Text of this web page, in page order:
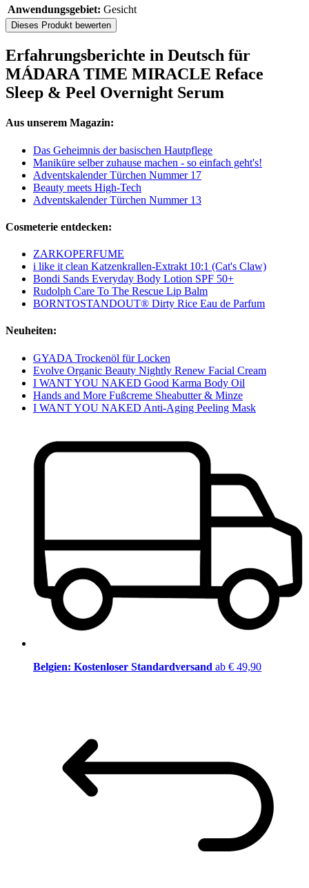
Anwendungsgebiet: Gesicht
Dieses Produkt bewerten
Erfahrungsberichte in Deutsch für
MÁDARA TIME MIRACLE Reface
Sleep & Peel Overnight Serum
Aus unserem Magazin:
Das Geheimnis der basischen Hautpflege
Maniküre selber zuhause machen - so einfach geht's!
Adventskalender Türchen Nummer 17
Beauty meets High-Tech
Adventskalender Türchen Nummer 13
Cosmeterie entdecken:
ZARKOPERFUME
i like it clean Katzenkrallen-Extrakt 10:1 (Cat's Claw)
Bondi Sands Everyday Body Lotion SPF 50+
Rudolph Care To The Rescue Lip Balm
BORNTOSTANDOUT® Dirty Rice Eau de Parfum
Neuheiten:
GYADA Trockenöl für Locken
Evolve Organic Beauty Nightly Renew Facial Cream
I WANT YOU NAKED Good Karma Body Oil
Hands and More Fußcreme Sheabutter & Minze
I WANT YOU NAKED Anti-Aging Peeling Mask
Belgien: Kostenloser Standardversand ab € 49,90